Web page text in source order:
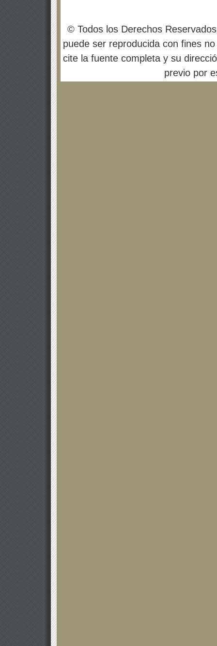
© Todos los Derechos
puede ser reproducida con fines
cite la fuente completa y su
previo por